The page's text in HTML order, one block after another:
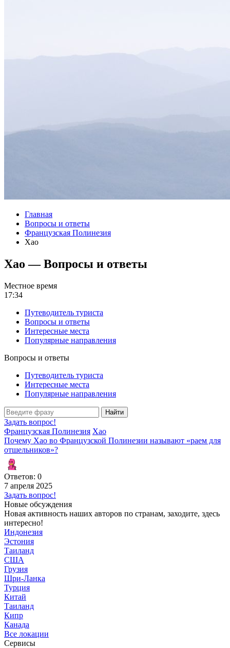
Главная
Вопросы и ответы
Французская Полинезия
Хао
Хао — Вопросы и ответы
Местное время
17:34
Путеводитель туриста
Вопросы и ответы
Интересные места
Популярные направления
Вопросы и ответы
Путеводитель туриста
Интересные места
Популярные направления
Найти
Задать вопрос!
Французская Полинезия Хао
Почему Хао во Французской Полинезии называют «раем для
отшельников»?
Ответов: 0
7 апреля 2025
Задать вопрос!
Новые обсуждения
Новая активность наших авторов по странам, заходите, здесь
интересно!
Индонезия
Эстония
Таиланд
США
Грузия
Шри-Ланка
Турция
Китай
Таиланд
Кипр
Канада
Все локации
Сервисы